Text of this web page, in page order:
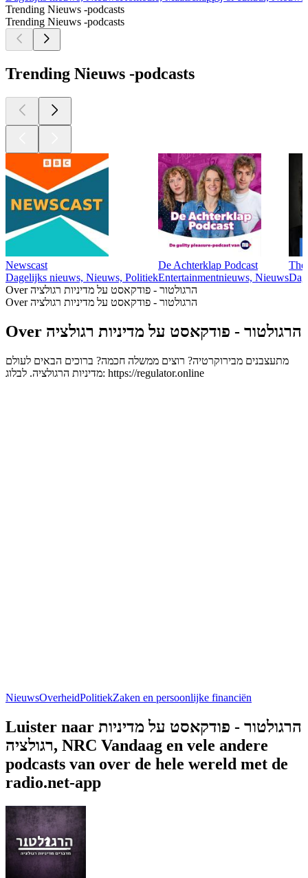
Trending Nieuws -podcasts
Trending Nieuws -podcasts
Trending Nieuws -podcasts
Newscast
Dagelijks nieuws, Nieuws, Politiek
De Achterklap Podcast
Entertainmentnieuws, Nieuws
The
Over הרגולטור - פודקאסט על מדיניות רגולציה
Over הרגולטור - פודקאסט על מדיניות רגולציה
Over הרגולטור - פודקאסט על מדיניות רגולציה
מתעצבנים מבירוקרטיה? רוצים ממשלה חכמה? ברוכים הבאים לעולם
מדיניות הרגולציה. לבלוג: https://regulator.online
NieuwsOverheidPolitiekZaken en persoonlijke financiën
Luister naar הרגולטור - פודקאסט על מדיניות
רגולציה, NRC Vandaag en vele andere
podcasts van over de hele wereld met de
radio.net-app